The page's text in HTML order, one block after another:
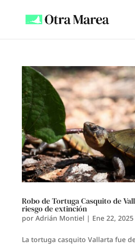
Robo de Tortuga Casquito de
riesgo de extinción
por Adrián Montiel | Ene 22, 2025
La tortuga casquito Vallarta fue